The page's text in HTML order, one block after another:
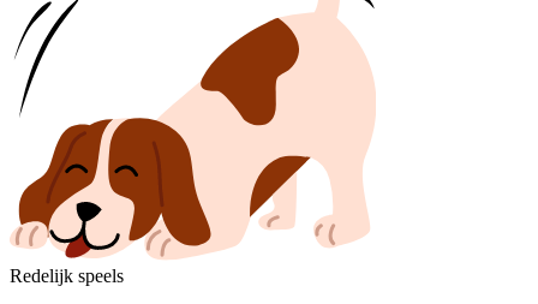
Redelijk speels